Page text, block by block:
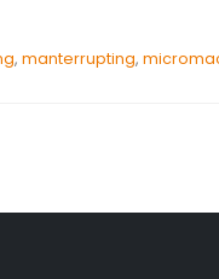
, manterrupting,